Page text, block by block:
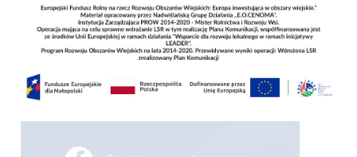
Jak złożyć wniosek